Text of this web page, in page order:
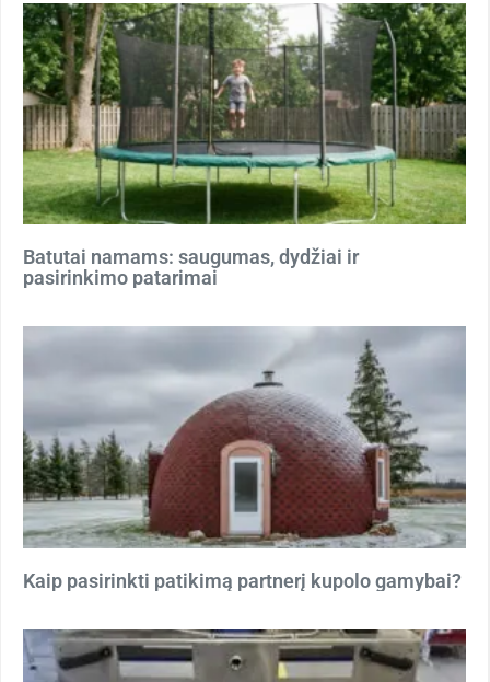
Batutai namams: saugumas, dydžiai ir
pasirinkimo patarimai
Kaip pasirinkti patikimą partnerį kupolo gamybai?